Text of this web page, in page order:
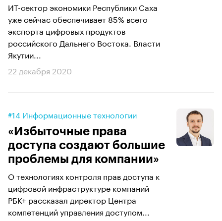
ИТ-сектор экономики Республики Саха
уже сейчас обеспечивает 85% всего
экспорта цифровых продуктов
российского Дальнего Востока. Власти
Якутии...
22 декабря 2020
#14 Информационные технологии
«Избыточные права
доступа создают большие
проблемы для компании»
О технологиях контроля прав доступа к
цифровой инфраструктуре компаний
РБК+ рассказал директор Центра
компетенций управления доступом...